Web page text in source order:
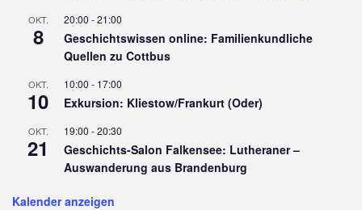
OKT.
8
20:00 -21:00
Geschichtswissen online: Familienkundliche
Quellen zu Cottbus
OKT.
10
10:00 - 17:00
Exkursion: Kliestow/Frankurt (Oder)
OKT.
21
19:00 -20:30
Geschichts-Salon Falkensee: Lutheraner –
Auswanderung aus Brandenburg
Kalender anzeigen